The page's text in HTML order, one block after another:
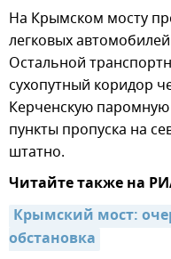
На Крымском мосту
легковых
Остальной
сухопутный коридор
Керченскую
пункты пропуска на
штатно.
Читайте также на
Крымский мост:
обстановка